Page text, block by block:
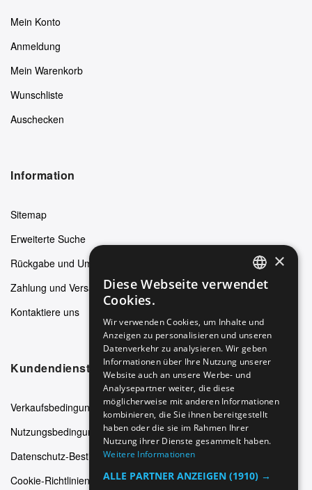
Mein Konto
Anmeldung
Mein Warenkorb
Wunschliste
Auschecken
Information
Sitemap
Erweiterte Suche
Rückgabe und Umtausch
Zahlung und Versand
Kontaktiere uns
Kundendienst
Verkaufsbedingungen
Nutzungsbedingungen
Datenschutz-Bestimmungen
Cookie-Richtlinien
ENGLISH
ITALIAN
SPANISH
×
Diese Webseite verwendet
Cookies.
Wir verwenden Cookies, um Inhalte und
Anzeigen zu personalisieren und unseren
Datenverkehr zu analysieren. Wir geben
Informationen über Ihre Nutzung unserer
Website auch an unsere Werbe- und
Analysepartner weiter, die diese
möglicherweise mit anderen Informationen
kombinieren, die Sie ihnen bereitgestellt
haben oder die sie im Rahmen Ihrer
Nutzung ihrer Dienste gesammelt haben.
Weitere Informationen
ALLE PARTNER ANZEIGEN (1910) →